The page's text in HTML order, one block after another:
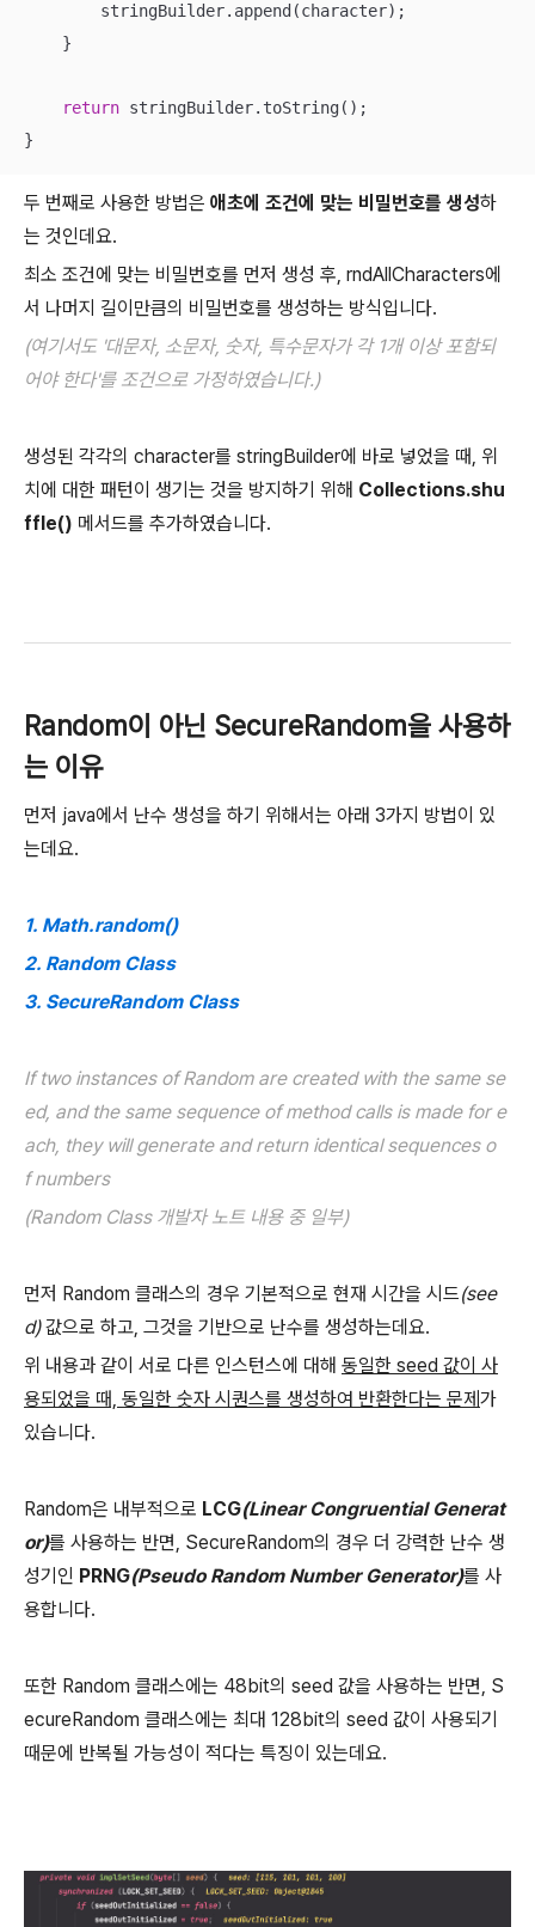
        stringBuilder.append(character);
    }
return stringBuilder.toString();
}
두 번째로 사용한 방법은 애초에 조건에 맞는 비밀번호를 생성하
는 것인데요.
최소 조건에 맞는 비밀번호를 먼저 생성 후, rndAllCharacters에
서 나머지 길이만큼의 비밀번호를 생성하는 방식입니다.
(여기서도 '대문자, 소문자, 숫자, 특수문자가 각 1개 이상 포함되
어야 한다'를 조건으로 가정하였습니다.)
생성된 각각의 character를 stringBuilder에 바로 넣었을 때, 위
치에 대한 패턴이 생기는 것을 방지하기 위해 Collections.shu
ffle() 메서드를 추가하였습니다.
Random이 아닌 SecureRandom을 사용하
는 이유
먼저 java에서 난수 생성을 하기 위해서는 아래 3가지 방법이 있
는데요.
1. Math.random()
2. Random Class
3. SecureRandom Class
If two instances of Random are created with the same se
ed, and the same sequence of method calls is made for e
ach, they will generate and return identical sequences o
f numbers
(Random Class 개발자 노트 내용 중 일부)
먼저 Random 클래스의 경우 기본적으로 현재 시간을 시드(see
d)값으로 하고, 그것을 기반으로 난수를 생성하는데요.
위 내용과 같이 서로 다른 인스턴스에 대해 동일한 seed 값이 사
용되었을 때, 동일한 숫자 시퀀스를 생성하여 반환한다는 문제 가
있습니다.
Random은 내부적으로 LCG(Linear Congruential Generat
or)를 사용하는 반면, SecureRandom의 경우 더 강력한 난수 생
성기인 PRNG(Pseudo Random Number Generator)를 사
용합니다.
또한 Random 클래스에는 48bit의 seed 값을 사용하는 반면, S
ecureRandom 클래스에는 최대 128bit의 seed 값이 사용되기
때문에 반복될 가능성이 적다는 특징이 있는데요.